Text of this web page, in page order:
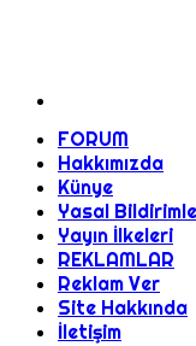
FORUM
Hakkımızda
Künye
Yasal
Yayın İlkeleri
REKLAMLAR
Reklam Ver
Site Hakkında
İletişim